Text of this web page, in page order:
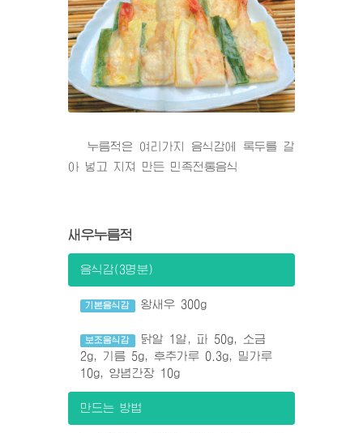
누름적은 여리가지 음식감에 록두를 갈
아 넣고 지져 만든 민족전통음식
새우누름적
음식감(3명분)
기본음식감 왕새우 300g
보조음식감
닭알 1알, 파 50g, 소금
2g, 기름 5g, 후추가루 0.3g, 밀가루
10g, 양념간장 10g
만드는 방법